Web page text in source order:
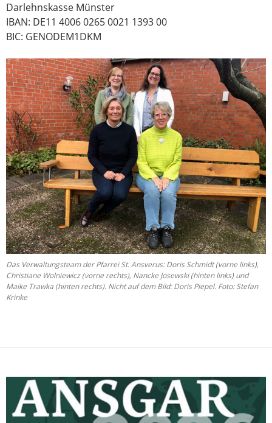
Darlehnskasse Münster
IBAN: DE11 4006 0265 0021 1393 00
BIC: GENODEM1DKM
Das Verwaltungsteam der Pfarrei St. Ansverus: Doris Schmidt (vorne links),
Christiane Wolniewicz (vorne rechts), Nancke Josewski (hinten links) und
Maike Trawka (hinten rechts). Nicht auf dem Bild: Doris Piepel. Foto: Stefan
Krinke